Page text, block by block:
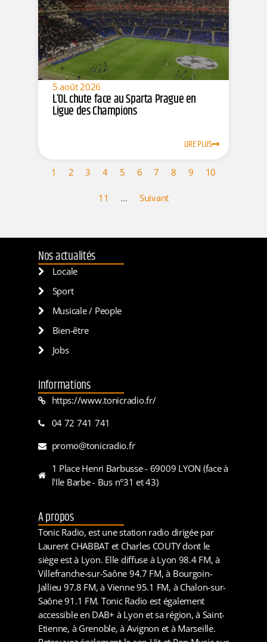
5 août 2026
L’OL chute face au Sparta Prague en
Ligue des Champions
LIRE PLUS
1 2 3 4 5 6 7 8 9 10
11 … Suivant
Nos actualités
Locale
Sport
Musicale / People
Bien-être
Jobs
Informations
https://www.tonicradio.fr/
04 72 741 741
promo@tonicradio.fr
1 Place Henri Barbusse - 69009 LYON (face à
l'Ile Barbe - Bus n°31 et 43)
A propos
Tonic Radio, est une station radio dirigée par
Laurent CHABBAT et Charles COUTY dont le
siège est à Lyon. Elle diffuse à Lyon 98.4 FM, à
Villefranche-sur-Saône 94.7 FM, à Bourgoin-
Jallieu 97.8 FM, à Vienne 95.1 FM, à Chalon-sur-
Saône 91.1 FM. Tonic Radio est également
accessible en DAB+ à Lyon et sa région, à Saint-
Etienne, à Grenoble, à Avignon et à Marseille.